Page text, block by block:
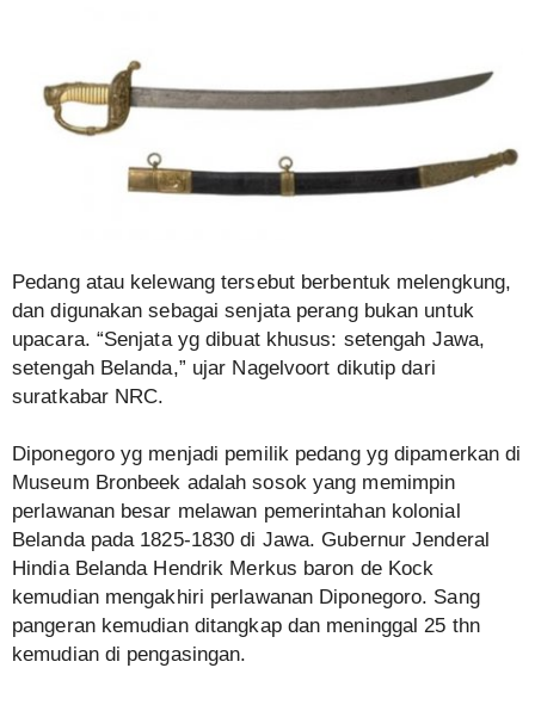
Pedang atau kelewang tersebut berbentuk melengkung,
dan digunakan sebagai senjata perang bukan untuk
upacara. “Senjata yg dibuat khusus: setengah Jawa,
setengah Belanda,” ujar Nagelvoort dikutip dari
suratkabar NRC.
Diponegoro yg menjadi pemilik pedang yg dipamerkan di
Museum Bronbeek adalah sosok yang memimpin
perlawanan besar melawan pemerintahan kolonial
Belanda pada 1825-1830 di Jawa. Gubernur Jenderal
Hindia Belanda Hendrik Merkus baron de Kock
kemudian mengakhiri perlawanan Diponegoro. Sang
pangeran kemudian ditangkap dan meninggal 25 thn
kemudian di pengasingan.